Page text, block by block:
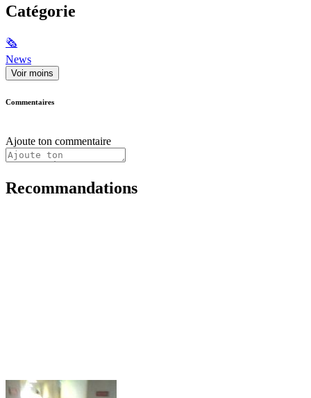
Catégorie
🗞
News
Voir moins
Commentaires
Ajoute ton commentaire
Recommandations